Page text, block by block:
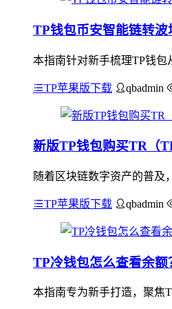
TP钱包币安智能链转
本指南针对新手梳理TP钱
TP苹果版下载 qbadmin
新版TP钱包购买TR（
随着区块链数字资产的普及
TP苹果版下载 qbadmin
TP冷钱包怎么查看余
本指南专为新手打造，聚焦